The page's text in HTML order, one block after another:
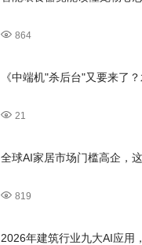
864
《中端机"杀后台"又要来了
21
全球AI家居市场门槛高企，
819
2026年建筑行业九大AI应用